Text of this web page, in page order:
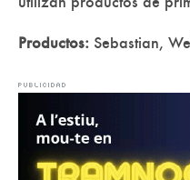
Productos: Sebastian,